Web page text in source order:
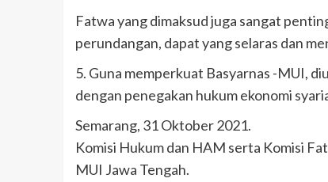
Fatwa yang dimaksud juga sangat
perundangan, dapat yang selaras dan
5. Guna memperkuat Basyarnas -MUI,
dengan penegakan hukum ekonomi
Semarang, 31 Oktober 2021.
Komisi Hukum dan HAM serta Komisi
MUI Jawa Tengah.